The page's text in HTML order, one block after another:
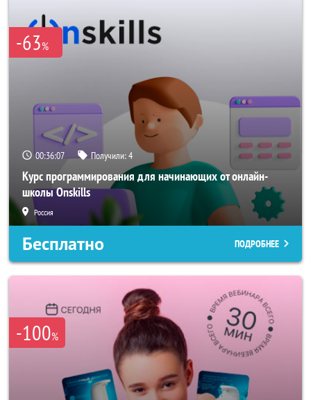
-63%
00:36:04 Получили:4
Курс программирования для начинающих от онлайн-
школы Onskills
Россия
Бесплатно ПОДРОБНЕЕ
-100%